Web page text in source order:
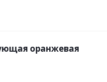
оранжевая